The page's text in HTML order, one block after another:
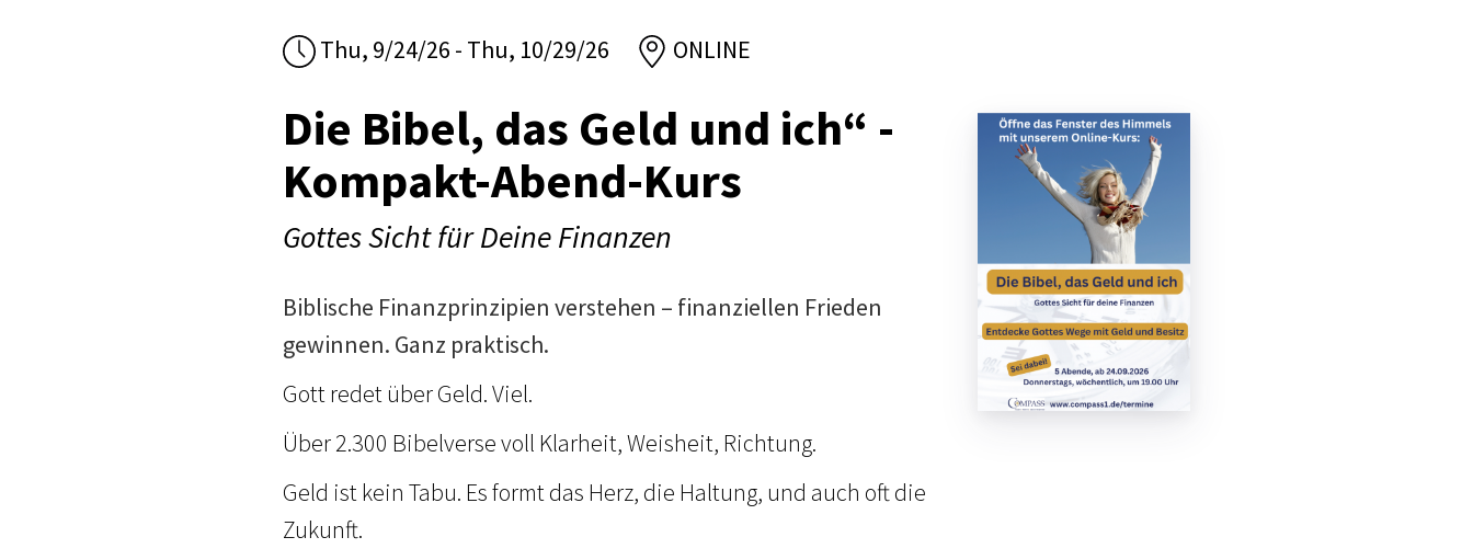
Thu, 9/24/26 - Thu, 10/29/26 ONLINE
Die Bibel, das Geld und ich“ -
Kompakt-Abend-Kurs
Gottes Sicht für Deine Finanzen
Biblische Finanzprinzipien verstehen – finanziellen Frieden
gewinnen. Ganz praktisch.
Gott redet über Geld. Viel.
Über 2.300 Bibelverse voll Klarheit, Weisheit, Richtung.
Geld ist kein Tabu. Es formt das Herz, die Haltung, und auch oft die
Zukunft.